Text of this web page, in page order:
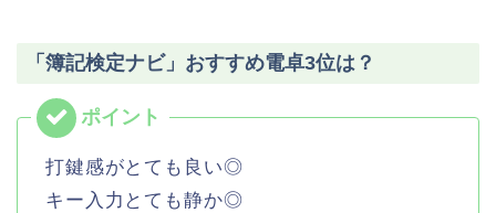
「簿記検定ナビ」おすすめ電卓3位は？
打鍵感がとても良い◎
キー入力とても静か◎